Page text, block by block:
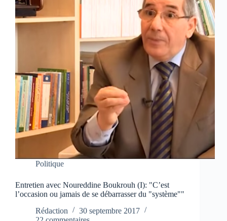
Politique
Entretien avec Noureddine Boukrouh (I): "C’est
l’occasion ou jamais de se débarrasser du "système""
Rédaction
30 septembre 2017